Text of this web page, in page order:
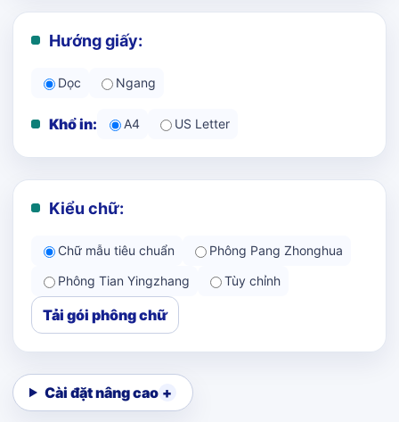
Hướng giấy:
Dọc Ngang
Khổ in: A4 US Letter
Kiểu chữ:
Chữ mẫu tiêu chuẩn
Phông Pang Zhonghua
Phông Tian Yingzhang
Tùy chỉnh
Tải gói phông chữ
Cài đặt nâng cao